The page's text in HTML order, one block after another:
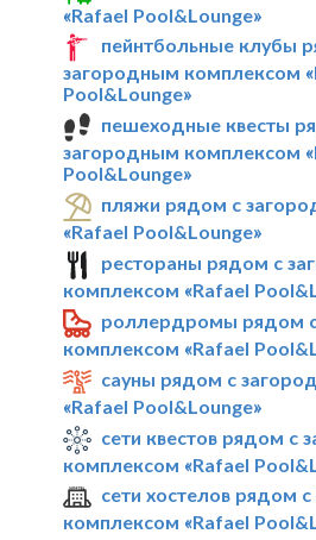
«Rafael Pool&Lounge»
пейнтбольные клубы
загородным комплексом
Pool&Lounge»
пешеходные квесты
загородным комплексом
Pool&Lounge»
пляжи рядом с
«Rafael Pool&Lounge»
рестораны рядом с
комплексом «Rafael
роллердромы рядом
комплексом «Rafael
сауны рядом с
«Rafael Pool&Lounge»
сети квестов рядом с
комплексом «Rafael
сети хостелов рядом
комплексом «Rafael